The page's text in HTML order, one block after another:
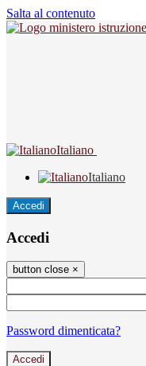
Salta al contenuto
Italiano
Italiano
Accedi
Accedi
button close ×
Password dimenticata?